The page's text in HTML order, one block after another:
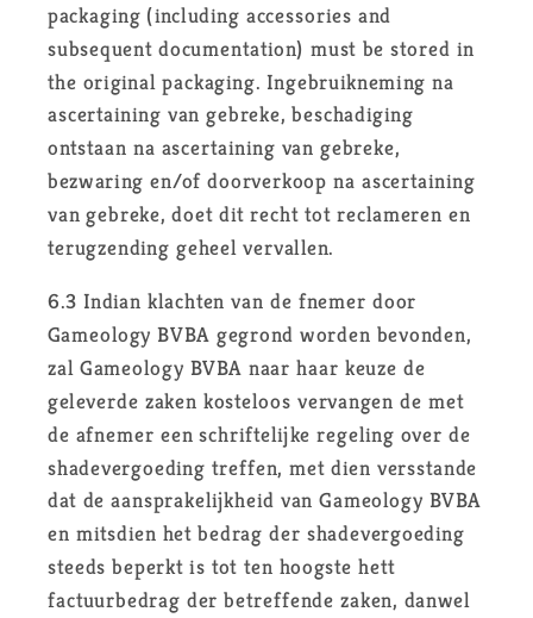
packaging (including accessories and
subsequent documentation) must be stored in
the original packaging. Ingebruikneming na
ascertaining van gebreke, beschadiging
ontstaan na ascertaining van gebreke,
bezwaring en/of doorverkoop na ascertaining
van gebreke, doet dit recht tot reclameren en
terugzending geheel vervallen.
6.3 Indian klachten van de fnemer door
Gameology BVBA gegrond worden bevonden,
zal Gameology BVBA naar haar keuze de
geleverde zaken kosteloos vervangen de met
de afnemer een schriftelijke regeling over de
shadevergoeding treffen, met dien versstande
dat de aansprakelijkheid van Gameology BVBA
en mitsdien het bedrag der shadevergoeding
steeds beperkt is tot ten hoogste hett
factuurbedrag der betreffende zaken, danwel